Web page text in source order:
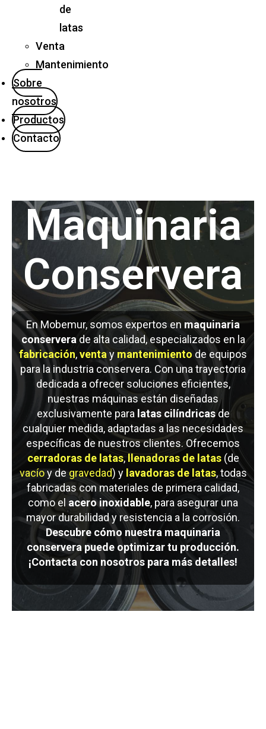
de
latas
Venta
Mantenimiento
Sobre
nosotros
Productos
Contacto
Maquinaria
Conservera
En Mobemur, somos expertos en maquinaria
conservera de alta calidad, especializados en la
fabricación,venta y mantenimiento de equipos
para la industria conservera. Con una trayectoria
dedicada a ofrecer soluciones eficientes,
nuestras máquinas están diseñadas
exclusivamente para latas cilíndricasde
cualquier medida, adaptadas a las necesidades
específicas de nuestros clientes. Ofrecemos
cerradoras de latas, llenadoras de latas(de
vacíoy degravedad) y lavadoras de latas, todas
fabricadas con materiales de primera calidad,
como el acero inoxidable, para asegurar una
mayor durabilidad y resistencia a la corrosión.
Descubre cómo nuestra maquinaria
conservera puede optimizar tu producción.
¡Contacta con nosotros para más detalles!